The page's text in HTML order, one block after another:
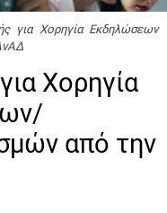
για Χορηγία Εκδηλώσεων
Χορηγία
από την